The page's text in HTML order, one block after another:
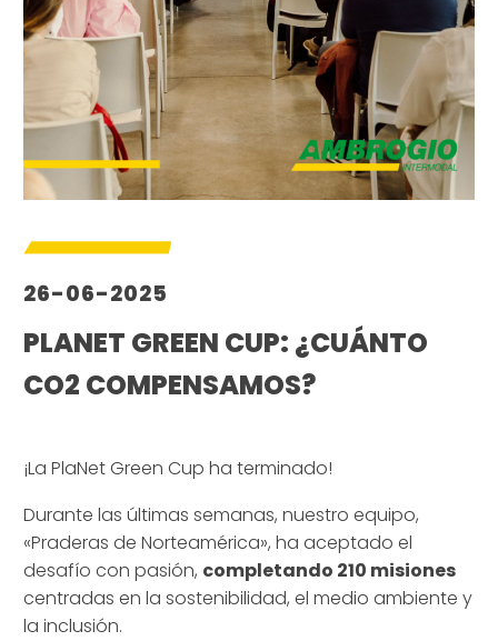
26-06-2025
PLANET GREEN CUP: ¿CUÁNTO
CO2 COMPENSAMOS?
¡La PlaNet Green Cup ha terminado!
Durante las últimas semanas, nuestro equipo,
«Praderas de Norteamérica», ha aceptado el
desafío con pasión, completando 210 misiones
centradas en la sostenibilidad, el medio ambiente y
la inclusión.